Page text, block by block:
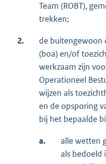
Team (ROBT),
trekken;
2.
de buitengewoon
(boa) en/of
werkzaam zijn
Operationeel
wijzen als
en de opsporing
bij het bepaalde
a.
alle wetten
als bedoeld